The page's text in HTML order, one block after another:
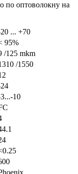
по оптоволокну на
... +70
95%
/125 mkm
/1550
10